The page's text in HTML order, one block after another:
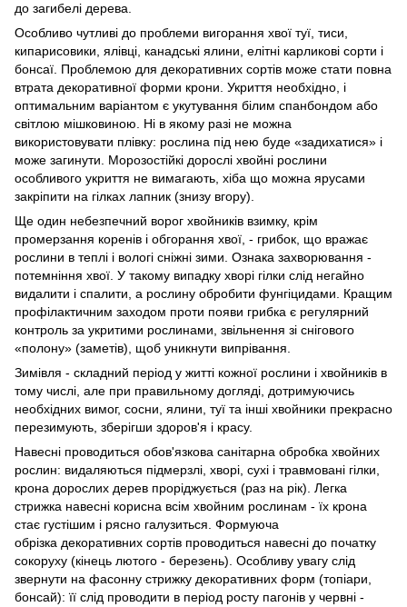
до загибелі дерева.
Особливо чутливі до проблеми вигорання хвої туї, тиси,
кипарисовики, ялівці, канадські ялини, елітні карликові сорти і
бонсаї. Проблемою для декоративних сортів може стати повна
втрата декоративної форми крони. Укриття необхідно, і
оптимальним варіантом є укутування білим спанбондом або
світлою мішковиною. Ні в якому разі не можна
використовувати плівку: рослина під нею буде «задихатися» і
може загинути. Морозостійкі дорослі хвойні рослини
особливого укриття не вимагають, хіба що можна ярусами
закріпити на гілках лапник (знизу вгору).
Ще один небезпечний ворог хвойників взимку, крім
промерзання коренів і обгорання хвої, - грибок, що вражає
рослини в теплі і вологі сніжні зими. Ознака захворювання -
потемніння хвої. У такому випадку хворі гілки слід негайно
видалити і спалити, а рослину обробити фунгіцидами. Кращим
профілактичним заходом проти появи грибка є регулярний
контроль за укритими рослинами, звільнення зі снігового
«полону» (заметів), щоб уникнути випрівання.
Зимівля - складний період у житті кожної рослини і хвойників в
тому числі, але при правильному догляді, дотримуючись
необхідних вимог, сосни, ялини, туї та інші хвойники прекрасно
перезимують, зберігши здоров'я і красу.
Навесні проводиться обов'язкова санітарна обробка хвойних
рослин: видаляються підмерзлі, хворі, сухі і травмовані гілки,
крона дорослих дерев проріджується (раз на рік). Легка
стрижка навесні корисна всім хвойним рослинам - їх крона
стає густішим і рясно галузиться. Формуюча
обрізка декоративних сортів проводиться навесні до початку
сокоруху (кінець лютого - березень). Особливу увагу слід
звернути на фасонну стрижку декоративних форм (топіари,
бонсай): її слід проводити в період росту пагонів у червні -